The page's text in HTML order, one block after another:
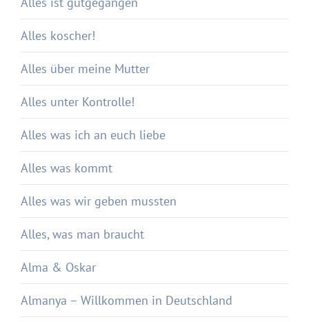
Alles koscher!
Alles über meine Mutter
Alles unter Kontrolle!
Alles was ich an euch liebe
Alles was kommt
Alles was wir geben mussten
Alles, was man braucht
Alma & Oskar
Almanya – Willkommen in Deutschland